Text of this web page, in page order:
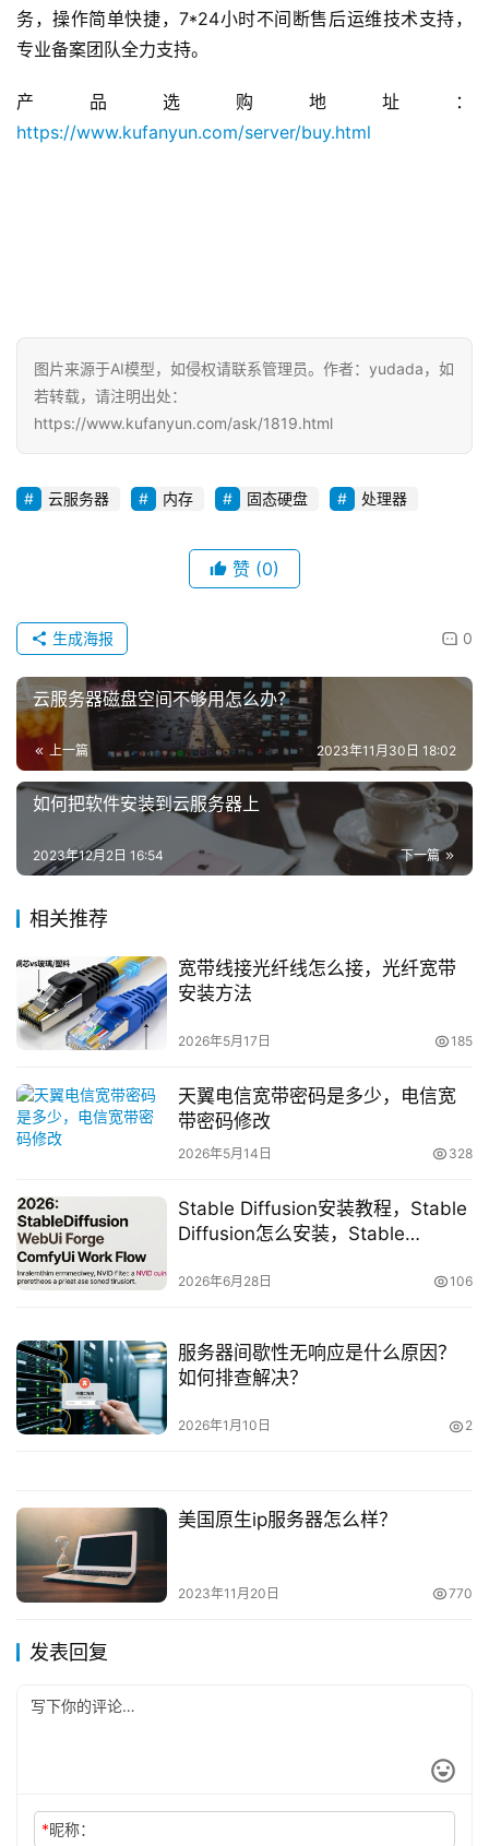
首
产
网
务，操作简单快捷，7*24小时不间断售后运维技术支持，
专业备案团队全力支持。
产品选购地址：
https://www.kufanyun.com/server/buy.html
图片来源于AI模型，如侵权请联系管理员。作者：yudada，如
若转载，请注明出处：
https://www.kufanyun.com/ask/1819.html
云服务器 内存 固态硬盘 处理器
赞 (0)
0
生成海报
云服务器磁盘空间不够用怎么办？
上一篇 2023年11月30日 18:02
如何把软件安装到云服务器上
下一篇
2023年12月2日 16:54
相关推荐
宽带线接光纤线怎么接，光纤宽带
安装方法
2026年5月17日 185
天翼电信宽带密码是多少，电信宽
带密码修改
2026年5月14日 328
Stable Diffusion安装教程，Stable
Diffusion怎么安装，Stable
2026年6月28日 106
服务器间歇性无响应是什么原因？
如何排查解决？
2026年1月10日 2
美国原生ip服务器怎么样？
2023年11月20日 770
发表回复
*昵称：